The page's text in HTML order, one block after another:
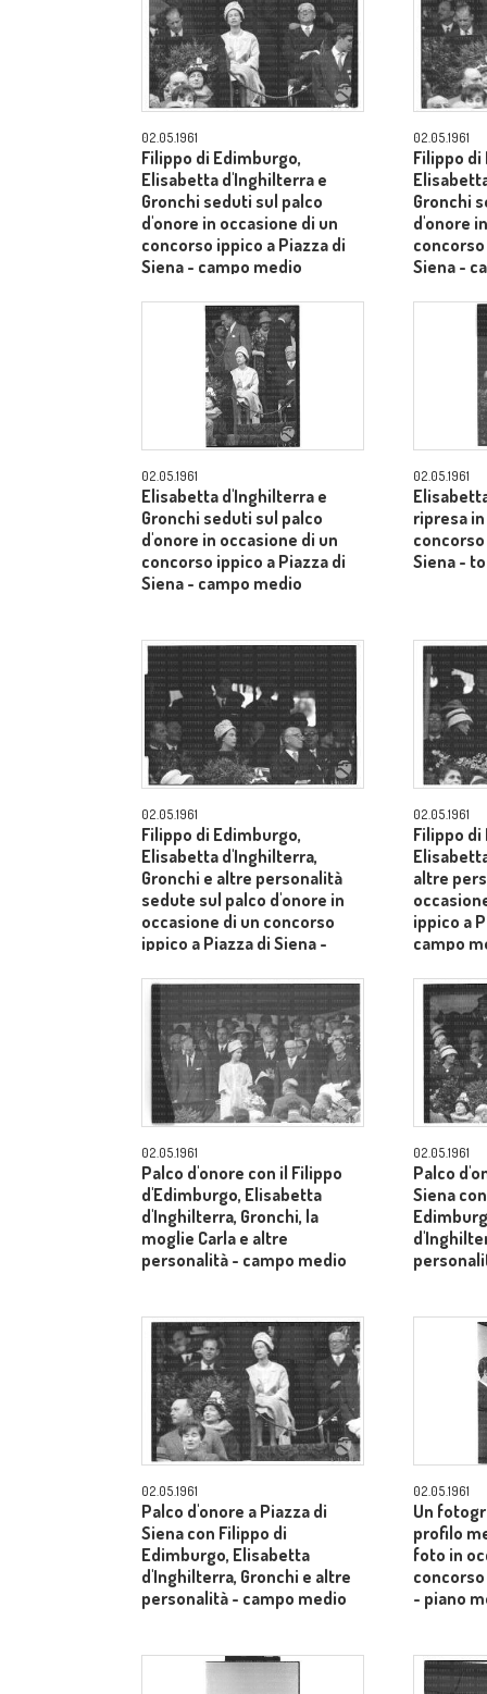
02.05.1961
Filippo di Edimburgo,
Elisabetta d'Inghilterra e
Gronchi seduti sul palco
d'onore in occasione di un
concorso ippico a Piazza di
Siena - campo medio
02.05.1961
Filippo di
Gronchi
d'onore
Siena -
02.05.1961
Elisabetta d'Inghilterra e
Gronchi seduti sul palco
d'onore in occasione di un
concorso ippico a Piazza di
Siena - campo medio
02.05.1961
ripresa
Siena -
02.05.1961
Filippo di Edimburgo,
Elisabetta d'Inghilterra,
Gronchi e altre personalità
sedute sul palco d'onore in
occasione di un concorso
ippico a Piazza di Siena -
02.05.1961
Filippo di
altre
ippico a
campo
02.05.1961
Palco d'onore con il Filippo
d'Edimburgo, Elisabetta
d'Inghilterra, Gronchi, la
moglie Carla e altre
personalità - campo medio
02.05.1961
Palco
Siena
02.05.1961
Palco d'onore a Piazza di
Siena con Filippo di
Edimburgo, Elisabetta
d'Inghilterra, Gronchi e altre
personalità - campo medio
02.05.1961
Un
profilo
foto in
- piano